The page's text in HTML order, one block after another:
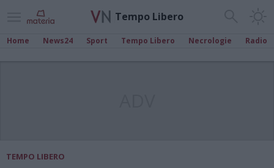
Tempo Libero
Home News24 Sport Tempo Libero Necrologie Radio
TEMPO LIBERO